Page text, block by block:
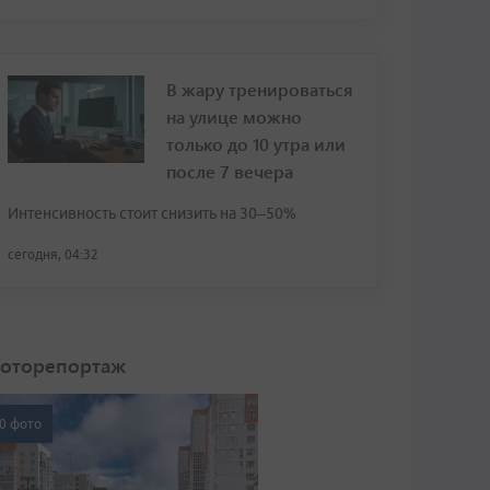
В жару тренироваться
на улице можно
только до 10 утра или
после 7 вечера
Интенсивность стоит снизить на 30–50%
сегодня, 04:32
фото